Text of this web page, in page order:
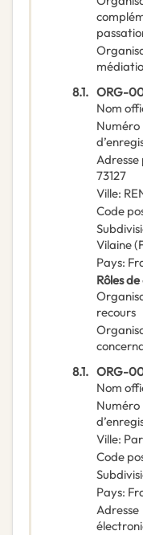
8.1. ORG-
Nom
Numéro
Adresse
73127
Ville:
Code
Vilaine(
Pays:
Rôles
recours
8.1. ORG-
Nom
Numéro
Ville:
Code
Pays:
Adresse